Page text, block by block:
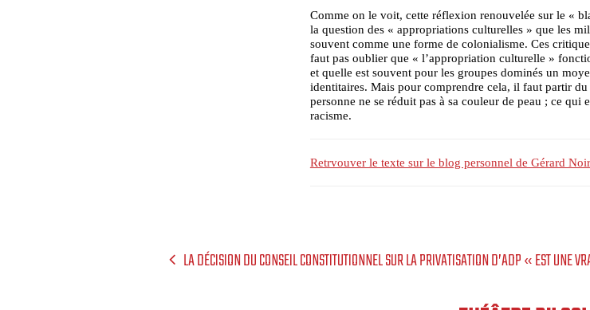
Comme on le voit, cette réflexion renouvelée sur le «
la question des « appropriations culturelles » que les
souvent comme une forme de colonialisme. Ces
faut pas oublier que « l’appropriation culturelle »
et quelle est souvent pour les groupes dominés un
identitaires. Mais pour comprendre cela, il faut partir du
personne ne se réduit pas à sa couleur de peau ; ce qui
racisme.
Retrvouver le texte sur le blog personnel de Gérard
LA DÉCISION DU CONSEIL CONSTITUTIONNEL SUR LA PRIVATISATION D’ADP « EST UNE